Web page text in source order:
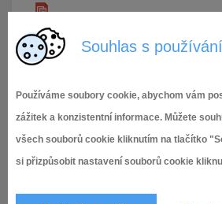
Souhlas s
Používáme soubory cookie, abychom vám
zážitek a konzistentní informace. Můžete
všech souborů cookie kliknutím na tlačítko
si přizpůsobit nastavení souborů cookie
Komise sociální - 26/IX.